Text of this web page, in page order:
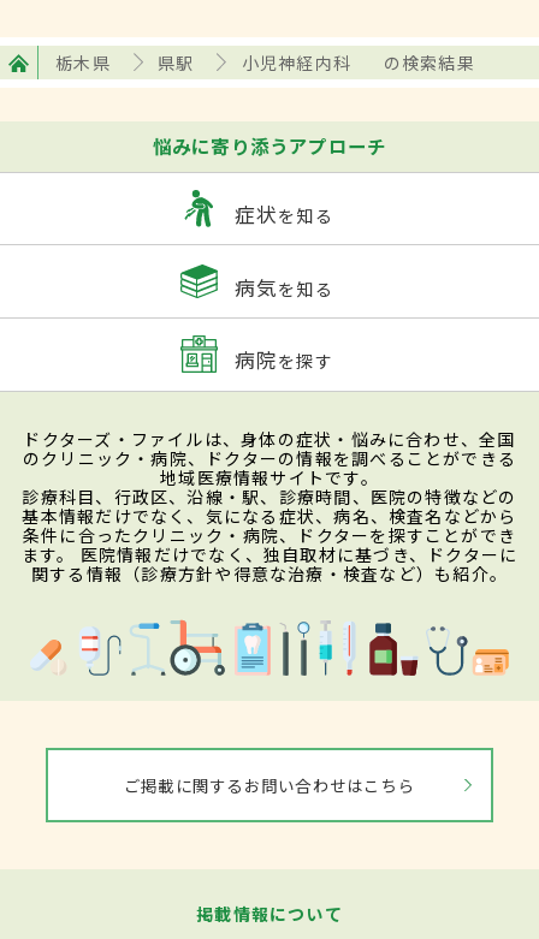
栃木県 県駅 小児神経内科 の検索結果
悩みに寄り添うアプローチ
症状を知る
病気を知る
病院を探す
ドクターズ・ファイルは、身体の症状・悩みに合わせ、全国
のクリニック・病院、ドクターの情報を調べることができる
地域医療情報サイトです。
診療科目、行政区、沿線・駅、診療時間、医院の特徴などの
基本情報だけでなく、気になる症状、病名、検査名などから
条件に合ったクリニック・病院、ドクターを探すことができ
ます。 医院情報だけでなく、独自取材に基づき、ドクターに
関する情報（診療方針や得意な治療・検査など）も紹介。
ご掲載に関するお問い合わせはこちら
掲載情報について